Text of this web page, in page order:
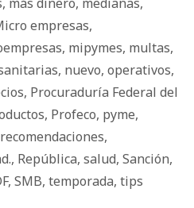
empresas,
, mipymes, multas,
, nuevo, operativos,
, Procuraduría Federal del
, Profeco, pyme,
recomendaciones,
, República, salud, Sanción,
, SMB, temporada, tips